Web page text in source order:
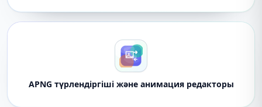
APNG түрлендіргіші және анимация редакторы